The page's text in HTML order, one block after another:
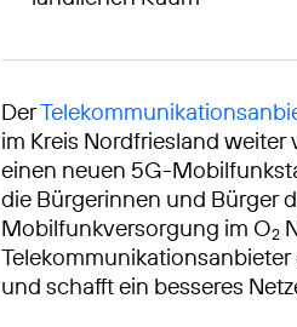
Der
im Kreis Nordfriesland
einen neuen 5G-
die Bürgerinnen und Bürger
Mobilfunkversorgung im O2
und schafft ein besseres